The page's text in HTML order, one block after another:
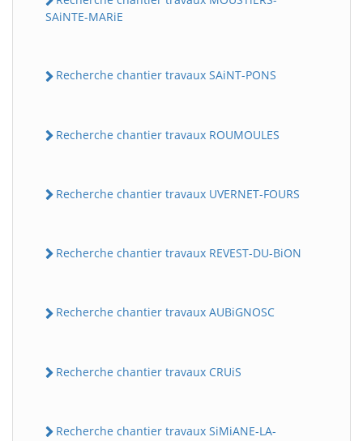
SAiNTE-MARiE
Recherche chantier travaux SAiNT-PONS
Recherche chantier travaux ROUMOULES
Recherche chantier travaux UVERNET-FOURS
Recherche chantier travaux REVEST-DU-BiON
Recherche chantier travaux AUBiGNOSC
Recherche chantier travaux CRUiS
Recherche chantier travaux SiMiANE-LA-